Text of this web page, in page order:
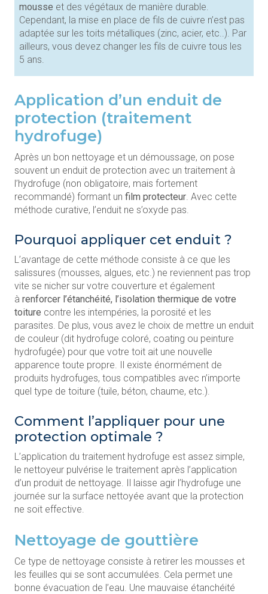
mousse et des végétaux de manière durable.
Cependant, la mise en place de fils de cuivre n’est pas
adaptée sur les toits métalliques (zinc, acier, etc..). Par
ailleurs, vous devez changer les fils de cuivre tous les
5 ans.
Application d’un enduit de
protection (traitement
hydrofuge)
Après un bon nettoyage et un démoussage, on pose
souvent un enduit de protection avec un traitement à
l’hydrofuge (non obligatoire, mais fortement
recommandé) formant un film protecteur. Avec cette
méthode curative, l’enduit ne s’oxyde pas.
Pourquoi appliquer cet enduit ?
L’avantage de cette méthode consiste à ce que les
salissures (mousses, algues, etc.) ne reviennent pas trop
vite se nicher sur votre couverture et également
à renforcer l’étanchéité, l’isolation thermique de votre
toiture contre les intempéries, la porosité et les
parasites. De plus, vous avez le choix de mettre un enduit
de couleur (dit hydrofuge coloré, coating ou peinture
hydrofugée) pour que votre toit ait une nouvelle
apparence toute propre. Il existe énormément de
produits hydrofuges, tous compatibles avec n’importe
quel type de toiture (tuile, béton, chaume, etc.).
Comment l’appliquer pour une
protection optimale ?
L’application du traitement hydrofuge est assez simple,
le nettoyeur pulvérise le traitement après l’application
d’un produit de nettoyage. Il laisse agir l’hydrofuge une
journée sur la surface nettoyée avant que la protection
ne soit effective.
Nettoyage de gouttière
Ce type de nettoyage consiste à retirer les mousses et
les feuilles qui se sont accumulées. Cela permet une
bonne évacuation de l’eau. Une mauvaise étanchéité